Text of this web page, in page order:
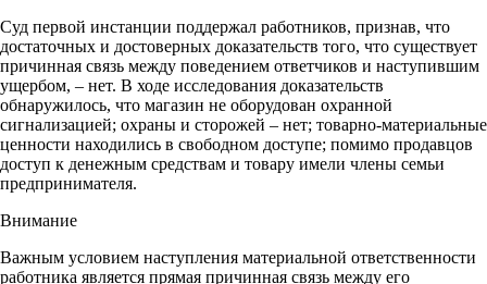
Суд первой инстанции поддержал работников, признав, что
достаточных и достоверных доказательств того, что существует
причинная связь между поведением ответчиков и наступившим
ущербом, – нет. В ходе исследования доказательств
обнаружилось, что магазин не оборудован охранной
сигнализацией; охраны и сторожей – нет; товарно-материальные
ценности находились в свободном доступе; помимо продавцов
доступ к денежным средствам и товару имели члены семьи
предпринимателя.
Внимание
Важным условием наступления материальной ответственности
работника является прямая причинная связь между его